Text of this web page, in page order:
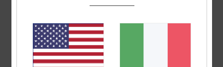
Client anonyme vérifié11. marzo 2026
Materia e cuore
Mostra originale - Français
Rapporto qualità-prezzo